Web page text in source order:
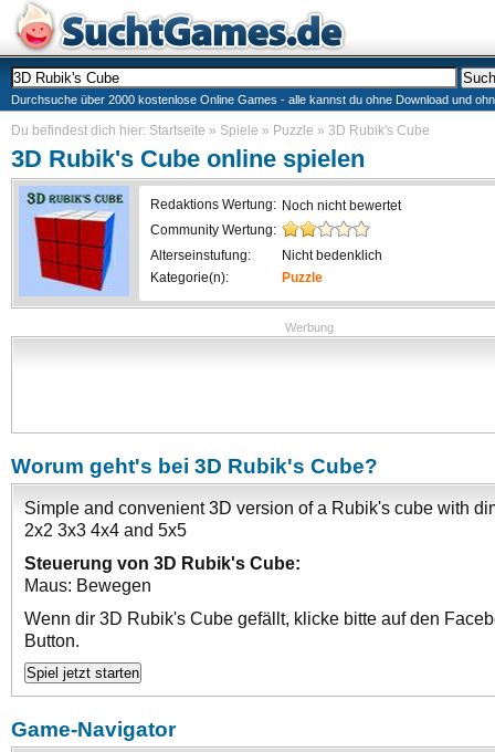
Durchsuche über 2000 kostenlose Online Games - alle kannst du ohne Download und
Du befindest dich hier: Startseite » Spiele » Puzzle » 3D Rubik's Cube
3D Rubik's Cube online spielen
Redaktions Wertung: Noch nicht bewertet
Community Wertung:
Alterseinstufung:
Nicht bedenklich
Kategorie(n):
Puzzle
Werbung
Worum geht's bei 3D Rubik's Cube?
Simple and convenient 3D version of a Rubik's cube with
2x2 3x3 4x4 and 5x5
Steuerung von 3D Rubik's Cube:
Maus: Bewegen
Wenn dir 3D Rubik's Cube gefällt, klicke bitte auf den
Button.
Game-Navigator